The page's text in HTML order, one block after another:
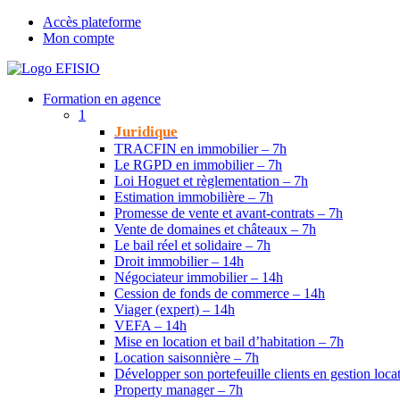
Accès plateforme
Mon compte
Formation en agence
1
Juridique
TRACFIN en immobilier – 7h
Le RGPD en immobilier – 7h
Loi Hoguet et règlementation – 7h
Estimation immobilière – 7h
Promesse de vente et avant-contrats – 7h
Vente de domaines et châteaux – 7h
Le bail réel et solidaire – 7h
Droit immobilier – 14h
Négociateur immobilier – 14h
Cession de fonds de commerce – 14h
Viager (expert) – 14h
VEFA – 14h
Mise en location et bail d’habitation – 7h
Location saisonnière – 7h
Développer son portefeuille clients en gestion
Property manager – 7h